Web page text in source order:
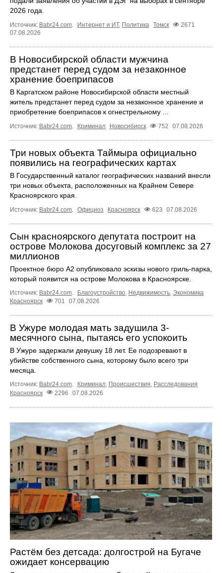
2026 года.
Источник: Babr24.com. Интернет и ИТ, Политика Томск
2671
07.08.2026
В Новосибирской области мужчина
предстанет перед судом за незаконное
хранение боеприпасов
В Каргатском районе Новосибирской области местный
житель предстанет перед судом за незаконное хранение и
приобретение боеприпасов к огнестрельному ...
Источник: Babr24.com. Криминал Новосибирск 752 07.08.2026
Три новых объекта Таймыра официально
появились на географических картах
В Государственный каталог географических названий внесли
три новых объекта, расположенных на Крайнем Севере
Красноярского края.
Источник: Babr24.com. Официоз Красноярск 623 07.08.2026
Сын красноярского депутата построит на
острове Молокова досуговый комплекс за 27
миллионов
Проектное бюро А2 опубликовало эскизы нового гриль-парка,
который появится на острове Молокова в Красноярске.
Источник: Babr24.com. Благоустройство, Недвижимость, Экономика
Красноярск
701 07.08.2026
В Ужуре молодая мать задушила 3-
месячного сына, пытаясь его успокоить
В Ужуре задержали девушку 18 лет. Ее подозревают в
убийстве собственного сына, которому было всего три
месяца.
Источник: Babr24.com. Криминал, Происшествия, Расследования
Красноярск
2296 07.08.2026
Растём без детсада: долгострой на Бугаче
ожидает консервацию